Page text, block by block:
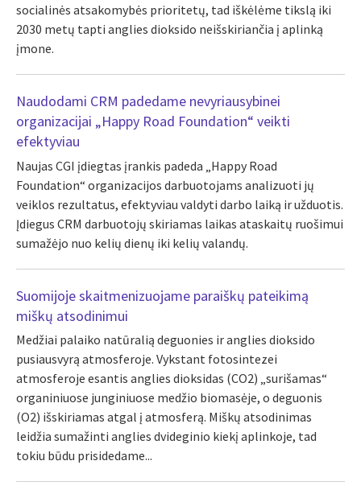
socialinės atsakomybės prioritetų, tad iškėlėme tikslą iki
2030 metų tapti anglies dioksido neišskiriančia į aplinką
įmone.
Naudodami CRM padedame nevyriausybinei
organizacijai „Happy Road Foundation“ veikti
efektyviau
Naujas CGI įdiegtas įrankis padeda „Happy Road
Foundation“ organizacijos darbuotojams analizuoti jų
veiklos rezultatus, efektyviau valdyti darbo laiką ir užduotis.
Įdiegus CRM darbuotojų skiriamas laikas ataskaitų ruošimui
sumažėjo nuo kelių dienų iki kelių valandų.
Suomijoje skaitmenizuojame paraiškų pateikimą
miškų atsodinimui
Medžiai palaiko natūralią deguonies ir anglies dioksido
pusiausvyrą atmosferoje. Vykstant fotosintezei
atmosferoje esantis anglies dioksidas (CO2) „surišamas“
organiniuose junginiuose medžio biomasėje, o deguonis
(O2) išskiriamas atgal į atmosferą. Miškų atsodinimas
leidžia sumažinti anglies dvideginio kiekį aplinkoje, tad
tokiu būdu prisidedame...